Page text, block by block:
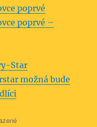
poprvé
poprvé –
Star
možná bude